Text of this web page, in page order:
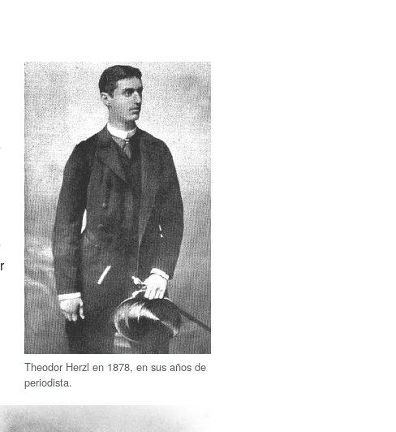
Theodor Herzl en 1878, en sus años de
periodista.